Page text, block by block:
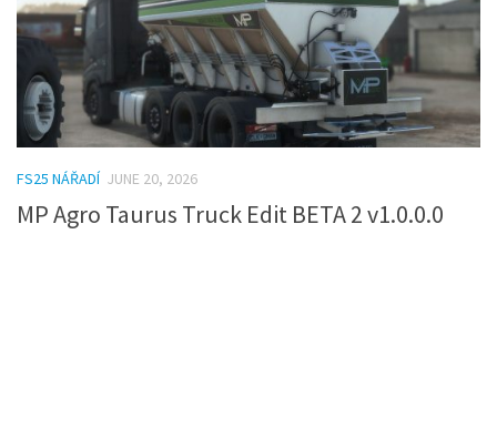
FS25 NÁŘADÍ JUNE 20, 2026
MP Agro Taurus Truck Edit BETA 2 v1.0.0.0